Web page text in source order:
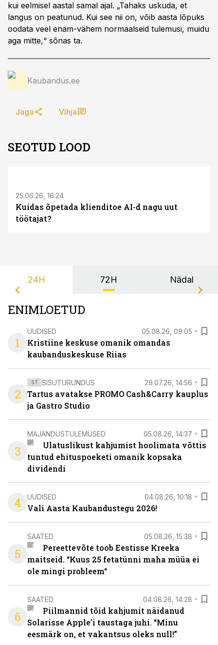
kui eelmisel aastal samal ajal. „Tahaks uskuda, et
langus on peatunud. Kui see nii on, võib aasta lõpuks
oodata veel enam-vähem normaalseid tulemusi, muidu
aga mitte,“ sõnas ta.
Kaubandus.ee
Jaga Vihja
SEOTUD LOOD
25.06.26, 16:24
Kuidas õpetada klienditoe AI-d nagu uut
töötajat?
24H 72H Nädal
ENIMLOETUD
1
UUDISED 05.08.26, 09:05
Kristiine keskuse omanik omandas
kaubanduskeskuse Riias
2
ST SISUTURUNDUS 29.07.26, 14:56
Tartus avatakse PROMO Cash&Carry kauplus
ja Gastro Studio
3
MAJANDUSTULEMUSED 05.08.26, 14:37
Ulatuslikust kahjumist hoolimata võttis
tuntud ehituspoeketi omanik kopsaka
dividendi
4 UUDISED 04.08.26, 10:18
Vali Aasta Kaubandustegu 2026!
5
SAATED 05.08.26, 15:38
Pereettevõte toob Eestisse Kreeka
maitseid. “Kuus 25 fetatünni maha müüa ei
ole mingi probleem“
6
SAATED 04.08.26, 14:28
Piilmannid tõid kahjumit näidanud
Solarisse Apple’i taustaga juhi. “Minu
eesmärk on, et vakantsus oleks null!”